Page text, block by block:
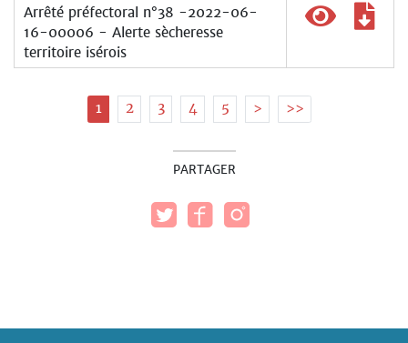
Arrêté préfectoral n°38 -2022-06-
16-00006 - Alerte sècheresse
territoire isérois
Page
courante
1 Page
2 Page
3 Page
4 Page
5
Page
suivante
>
Dernière
page
>>
PARTAGER